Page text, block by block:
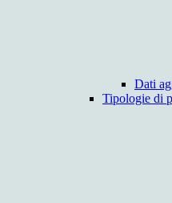
Dati
Tipologie di